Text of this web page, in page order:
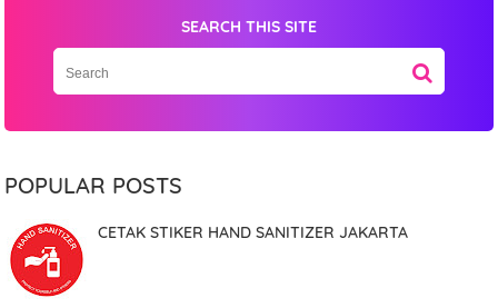
SEARCH THIS SITE
POPULAR POSTS
CETAK STIKER HAND SANITIZER JAKARTA
Date